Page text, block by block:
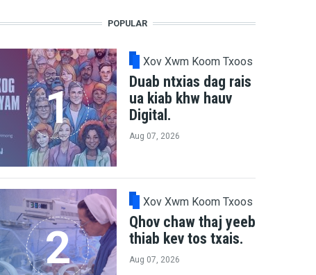
POPULAR
Xov Xwm Koom Txoos
Duab ntxias dag rais
ua kiab khw hauv
Digital.
Aug 07, 2026
Xov Xwm Koom Txoos
Qhov chaw thaj yeeb
thiab kev tos txais.
Aug 07, 2026